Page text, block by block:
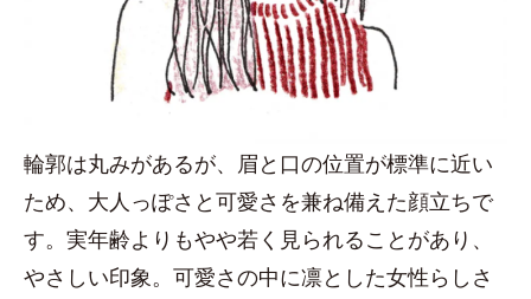
輪郭は丸みがあるが、眉と口の位置が標準に近い
ため、大人っぽさと可愛さを兼ね備えた顔立ちで
す。実年齢よりもやや若く見られることがあり、
やさしい印象。可愛さの中に凛とした女性らしさ